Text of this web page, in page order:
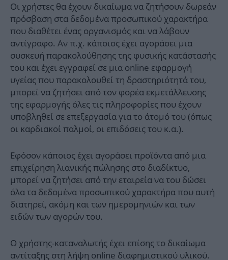
Οι χρήστες θα έχουν δικαίωμα να ζητήσουν δωρεάν
πρόσβαση στα δεδομένα προσωπικού χαρακτήρα
που διαθέτει ένας οργανισμός και να λάβουν
αντίγραφο. Αν π.χ. κάποιος έχει αγοράσει μια
συσκευή παρακολούθησης της φυσικής κατάστασής
του και έχει εγγραφεί σε μια online εφαρμογή
υγείας που παρακολουθεί τη δραστηριότητά του,
μπορεί να ζητήσει από τον φορέα εκμετάλλευσης
της εφαρμογής όλες τις πληροφορίες που έχουν
υποβληθεί σε επεξεργασία για το άτομό του (όπως
οι καρδιακοί παλμοί, οι επιδόσεις του κ.α.).
Εφόσον κάποιος έχει αγοράσει προϊόντα από μια
επιχείρηση λιανικής πώλησης στο διαδίκτυο,
μπορεί να ζητήσει από την εταιρεία να του δώσει
όλα τα δεδομένα προσωπικού χαρακτήρα που αυτή
διατηρεί, ακόμη και των ημερομηνιών και των
ειδών των αγορών του.
Ο χρήστης-καταναλωτής έχει επίσης το δικαίωμα
αντίταξης στη λήψη online διαφημιστικού υλικού.